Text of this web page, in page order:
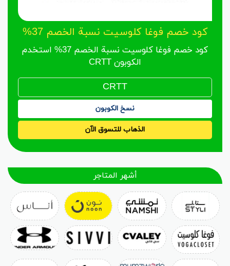
كود خصم فوغا كلوسيت نسبة الخصم 37%
كود خصم فوغا كلوسيت نسبة الخصم 37% استخدم
الكوبون CRTT
نسخ الكوبون
الذهاب للتسوق الآن
أشهر المتاجر